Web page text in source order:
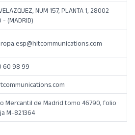
NUM 157, PLANTA 1, 28002
- (MADRID)
60 98 99
Mercantil de Madrid tomo 46790, folio
M-821364